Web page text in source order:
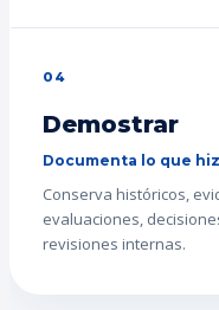
04
Demostrar
Documenta lo que
Conserva históricos,
evaluaciones,
revisiones internas.